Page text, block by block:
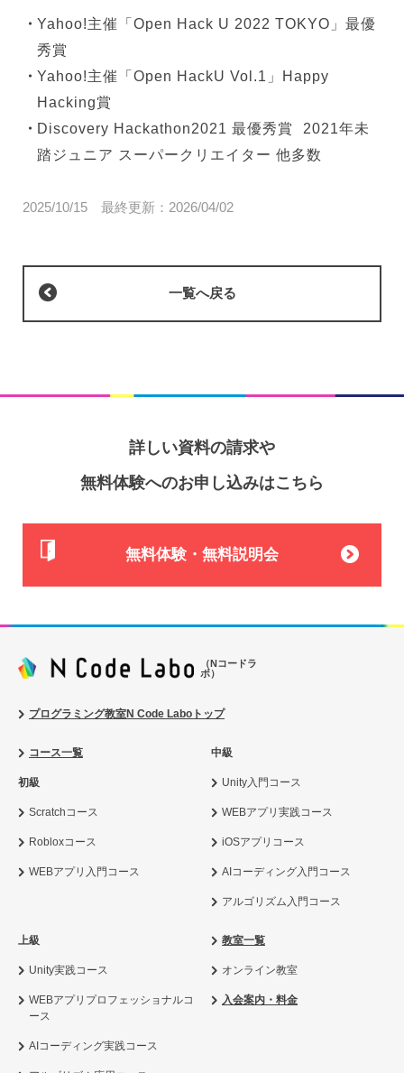
Yahoo!主催「Open Hack U 2022 TOKYO」最優
秀賞
Yahoo!主催「Open HackU Vol.1」Happy
Hacking賞
Discovery Hackathon2021 最優秀賞 2021年未
踏ジュニア スーパークリエイター 他多数
2025/10/15 最終更新： 2026/04/02
一覧へ戻る
詳しい資料の請求や
無料体験へのお申し込みはこちら
無料体験・無料説明会
（Nコードラ
ボ）
プログラミング教室N Code Laboトップ
コース一覧
初級
Scratchコース
Robloxコース
WEBアプリ入門コース
中級
Unity入門コース
WEBアプリ実践コース
iOSアプリコース
AIコーディング入門コース
アルゴリズム入門コース
上級
Unity実践コース
WEBアプリプロフェッショナルコ
ース
AIコーディング実践コース
教室一覧
オンライン教室
入会案内・料金